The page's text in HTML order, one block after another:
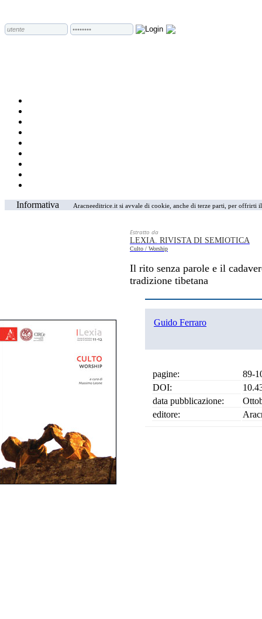
Informativa Aracneeditrice.it si avvale di cookie, anche di terze parti, per
Estratto da
LEXIA. RIVISTA DI SEMIOTICA
Culto / Worship
Il rito senza parole e il
tradizione tibetana
Guido Ferraro
pagine:
89-
DOI:
data pubblicazione:
editore: